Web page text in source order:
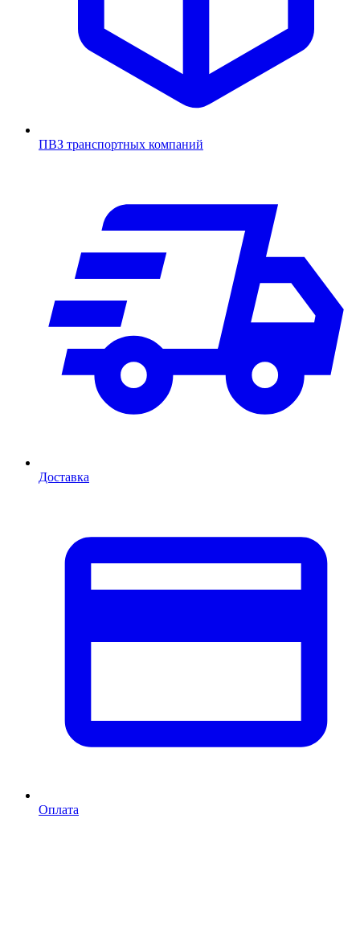
ПВЗ транспортных компаний
Доставка
Оплата